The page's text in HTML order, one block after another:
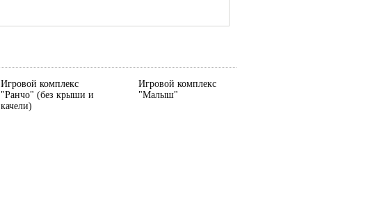
Игровой комплекс
"Ранчо" (без крыши и
качели)
Игровой комплекс
"Малыш"